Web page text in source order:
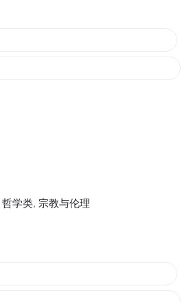
哲学类, 宗教与伦理